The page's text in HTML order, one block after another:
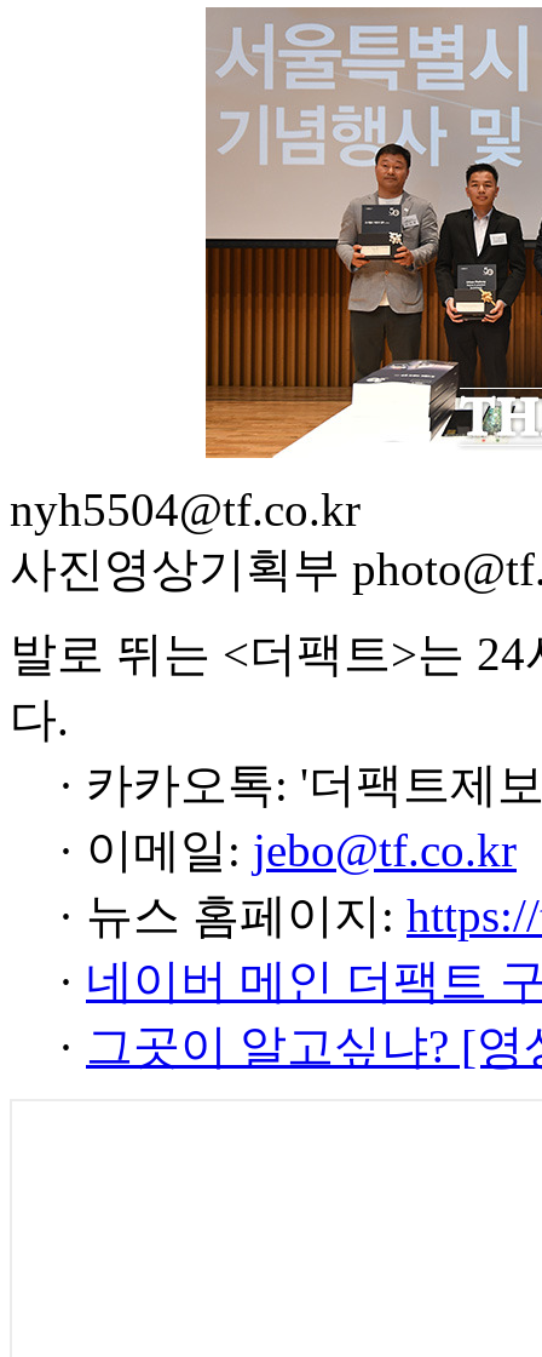
nyh5504@tf.co.kr
사진영상기획부
발로 뛰는 <더팩트>는
다.
· 카카오톡: '더팩트제
· 이메일: jebo@tf.co.kr
· 뉴스 홈페이지:
· 네이버 메인 더팩트
· 그곳이 알고싶냐? [